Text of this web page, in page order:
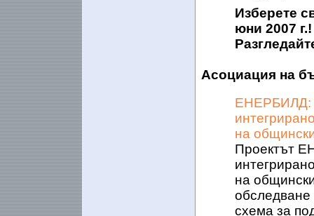
Изберете
юни 2007 г.!
Асоциация на
ЕНЕРБИЛД:
на
Проектът
на
обследване
схема за